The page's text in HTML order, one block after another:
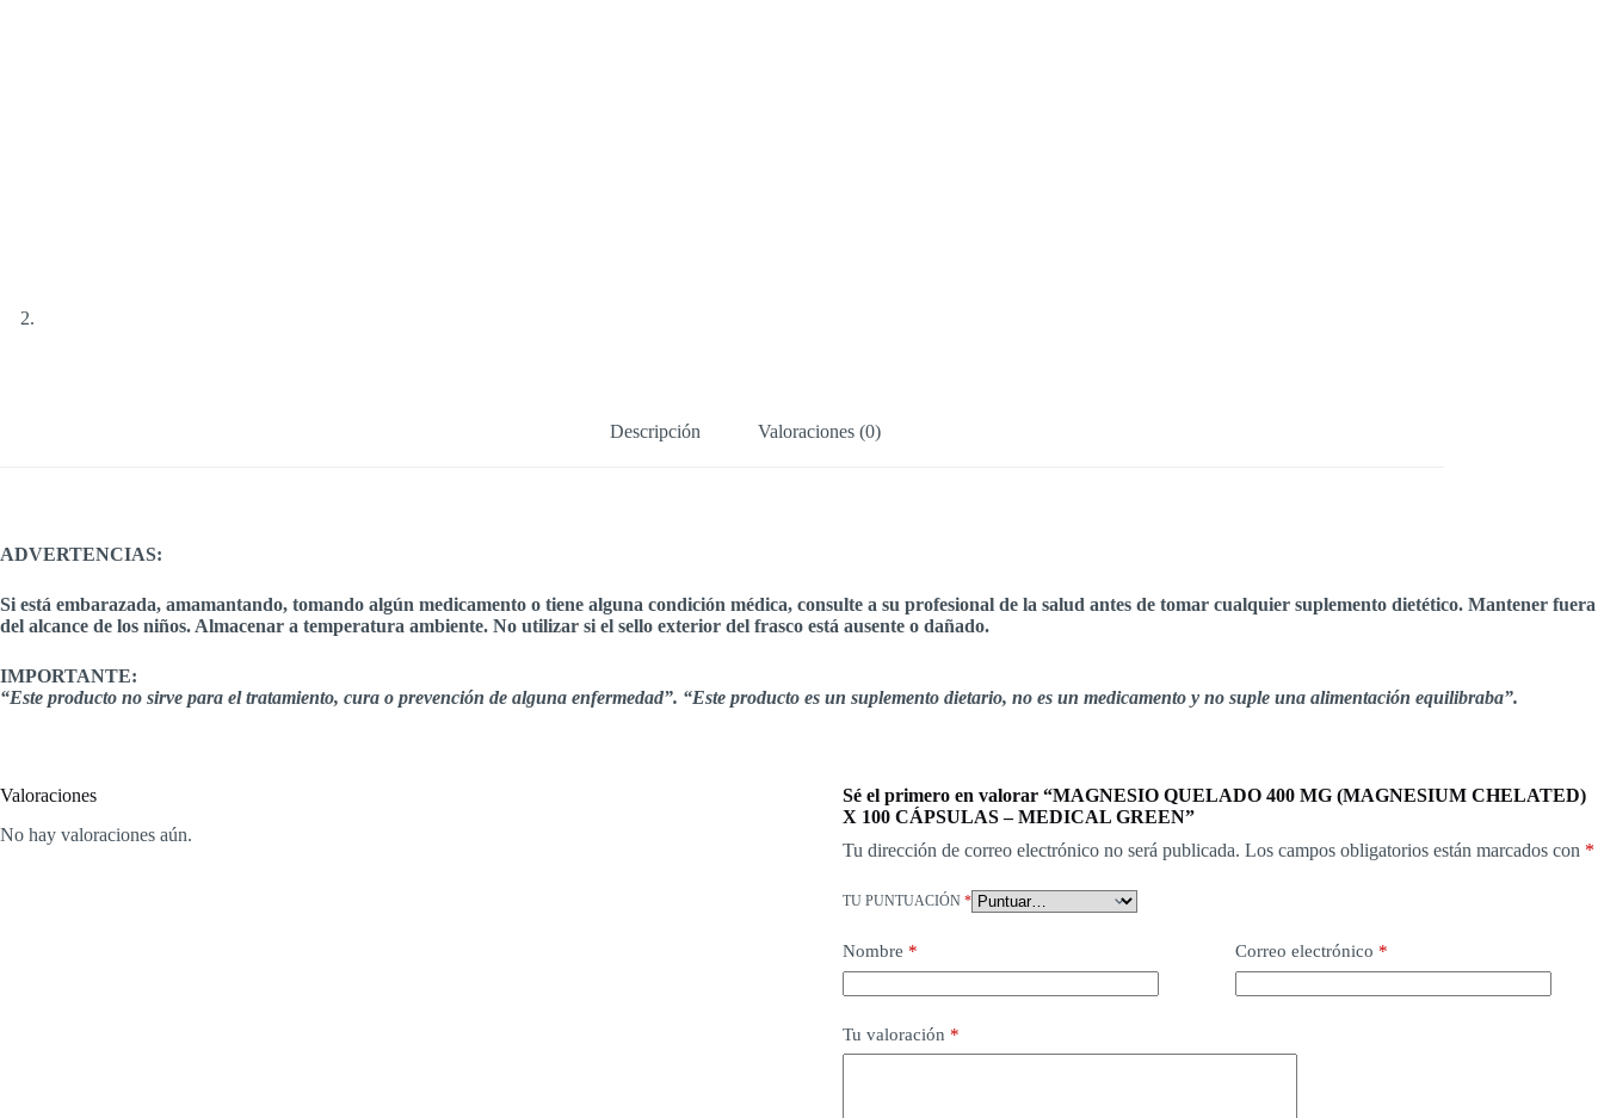
Descripción Valoraciones (0)
ADVERTENCIAS:
Si está embarazada, amamantando, tomando algún medicamento o tiene alguna condición médica, consulte a su profesional de la salud antes de tomar cualquier suplemento dietético. Mantener fuera
del alcance de los niños. Almacenar a temperatura ambiente. No utilizar si el sello exterior del frasco está ausente o dañado.
IMPORTANTE:
“Este producto no sirve para el tratamiento, cura o prevención de alguna enfermedad”. “Este producto es un suplemento dietario, no es un medicamento y no suple una alimentación equilibraba”.
Valoraciones
No hay valoraciones aún.
Sé el primero en valorar “MAGNESIO QUELADO 400 MG (MAGNESIUM CHELATED)
X 100 CÁPSULAS – MEDICAL GREEN”
Tu dirección de correo electrónico no será publicada. Los campos obligatorios están marcados con *
TU PUNTUACIÓN *
Nombre * Correo electrónico *
Tu valoración *